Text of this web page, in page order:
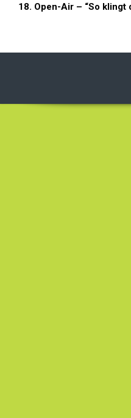
18. Open-Air – “So klingt